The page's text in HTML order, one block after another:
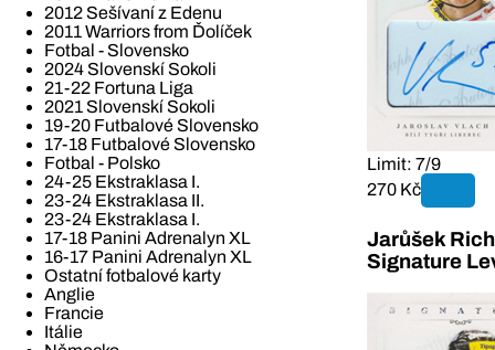
2012 Sešívaní z Edenu
2011 Warriors from Ďolíček
Fotbal - Slovensko
2024 Slovenskí Sokoli
21-22 Fortuna Liga
2021 Slovenskí Sokoli
19-20 Futbalové Slovensko
17-18 Futbalové Slovensko
Fotbal - Polsko
24-25 Ekstraklasa I.
23-24 Ekstraklasa II.
23-24 Ekstraklasa I.
17-18 Panini Adrenalyn XL
16-17 Panini Adrenalyn XL
Ostatní fotbalové karty
Anglie
Francie
Itálie
Limit: 7/9
270 Kč
Jarůšek
Signature